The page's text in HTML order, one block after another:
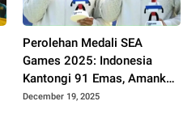
Perolehan Medali SEA
Games 2025: Indonesia
Kantongi 91 Emas, Amankan
Posisi Kedua
December 19, 2025